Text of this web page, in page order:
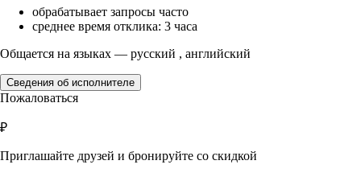
обрабатывает запросы часто
среднее время отклика: 3 часа
Общается на языках — русский , английский
Сведения об исполнителе
Пожаловаться
₽
Приглашайте друзей и бронируйте со скидкой